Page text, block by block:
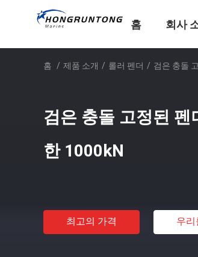
홈 회사
홈 / 제품 소개 / 롤러 펜더 / 검은 충돌
검은 충돌 고정된
한 1000kN
최고의 가격 우리